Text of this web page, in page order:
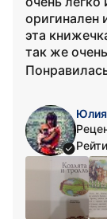
оригинален
эта
так же
Юлия